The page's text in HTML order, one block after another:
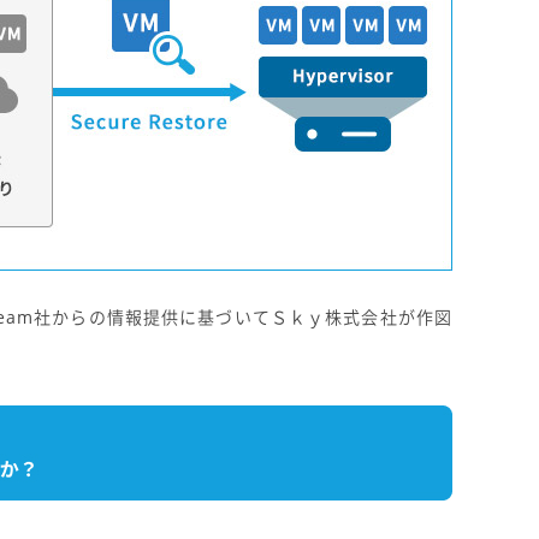
社からの情報提供に基づいてＳｋｙ株式会社が作図